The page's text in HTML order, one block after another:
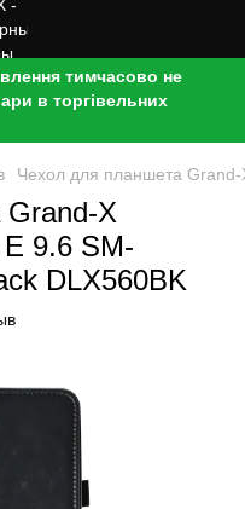
тимчасово не
в торгівельних
Чехол для планшета
X
9.6 SM-
DLX560BK